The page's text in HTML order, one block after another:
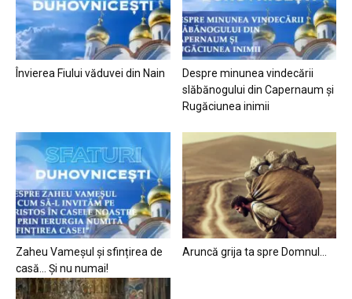
Învierea Fiului văduvei din Nain
Despre minunea vindecării
slăbănogului din Capernaum și
Rugăciunea inimii
Zaheu Vameșul și sfințirea de
casă… Și nu numai!
Aruncă grija ta spre Domnul…